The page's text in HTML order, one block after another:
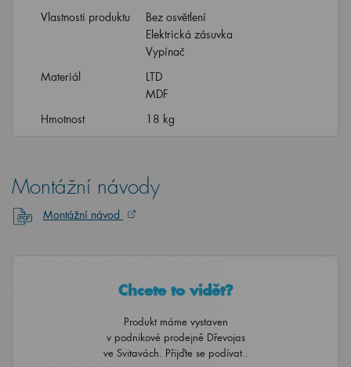
Vlastnosti produktu
Bez osvětlení
Elektrická zásuvka
Vypínač
Materiál
LTD
MDF
Hmotnost
18 kg
Montážní návody
Montážní návod
Chcete to vidět?
Produkt máme vystaven
v podnikové prodejně Dřevojas
ve Svitavách. Přijďte se podívat..